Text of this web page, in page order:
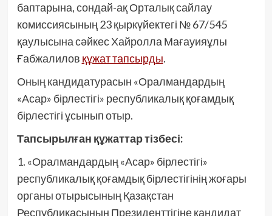
баптарына, сондай-ақ Орталық сайлау
комиссиясының 23 қыркүйектегі № 67/545
қаулысына сәйкес Хайролла Мағауияұлы
Ғабжалилов құжат тапсырды.
Оның кандидатурасын «Оралмандардың
«Асар» бірлестігі» республикалық қоғамдық
бірлестігі ұсынып отыр.
Тапсырылған құжаттар тізбесі:
1. «Оралмандардың «Асар» бірлестігі»
республикалық қоғамдық бірлестігінің жоғары
органы отырысының Қазақстан
Республикасының Президенттігіне кандидат